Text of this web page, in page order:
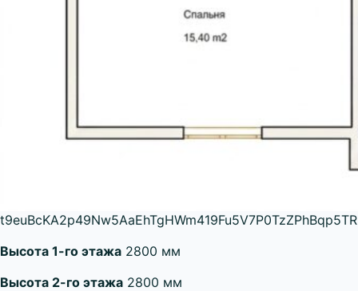
Высота 1-го этажа 2800 мм
Высота 2-го этажа 2800 мм